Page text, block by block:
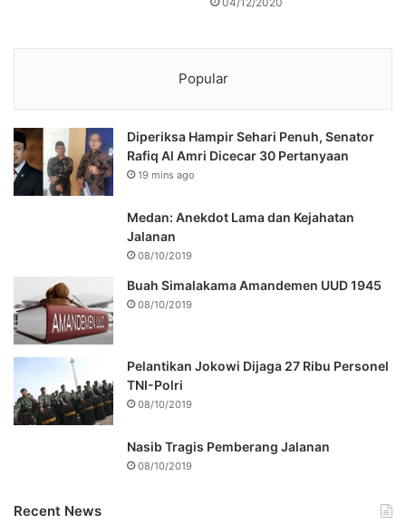
Popular
Diperiksa Hampir Sehari Penuh, Senator
Rafiq Al Amri Dicecar 30 Pertanyaan
19 mins ago
Medan: Anekdot Lama dan Kejahatan
Jalanan
08/10/2019
Buah Simalakama Amandemen UUD 1945
08/10/2019
Pelantikan Jokowi Dijaga 27 Ribu Personel
TNI-Polri
08/10/2019
Nasib Tragis Pemberang Jalanan
08/10/2019
Recent News